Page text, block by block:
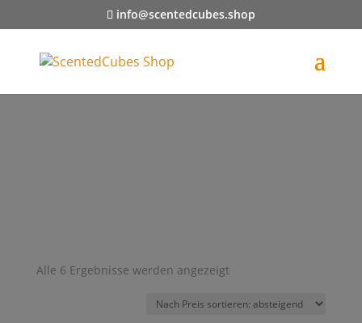
info@scentedcubes.shop
Alle 6 Ergebnisse werden angezeigtNach